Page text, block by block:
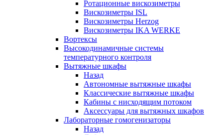
Ротационные вискозиметры
Вискозиметры ISL
Вискозиметры Herzog
Вискозиметры IKA WERKE
Вортексы
Высокодинамичные системы
температурного контроля
Вытяжные шкафы
Назад
Автономные вытяжные шкафы
Классические вытяжные шкафы
Кабины с нисходящим потоком
Аксессуары для вытяжных шкафов
Лабораторные гомогенизаторы
Назад